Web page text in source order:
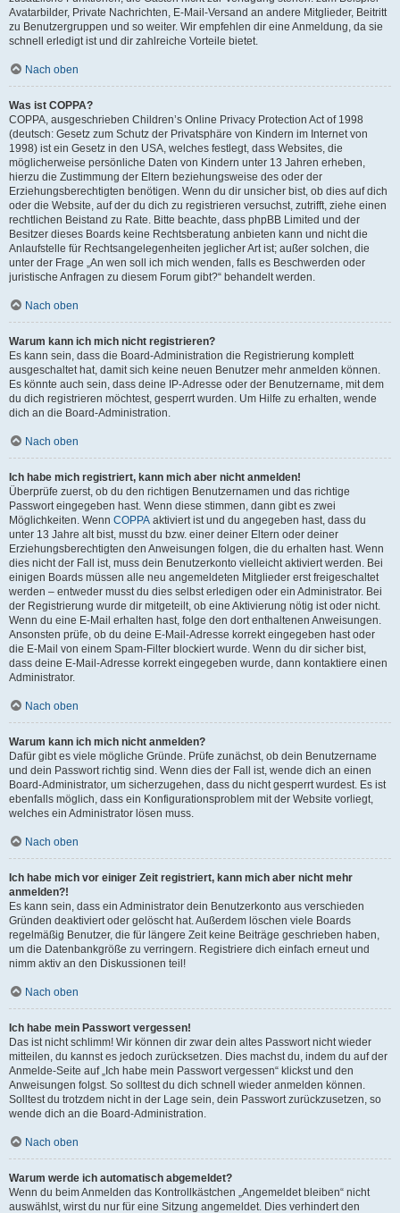
Avatarbilder, Private Nachrichten, E-Mail-Versand an andere Mitglieder, Beitritt
zu Benutzergruppen und so weiter. Wir empfehlen dir eine Anmeldung, da sie
schnell erledigt ist und dir zahlreiche Vorteile bietet.
Nach oben
Was ist COPPA?
COPPA, ausgeschrieben Children’s Online Privacy Protection Act of 1998
(deutsch: Gesetz zum Schutz der Privatsphäre von Kindern im Internet von
1998) ist ein Gesetz in den USA, welches festlegt, dass Websites, die
möglicherweise persönliche Daten von Kindern unter 13 Jahren erheben,
hierzu die Zustimmung der Eltern beziehungsweise des oder der
Erziehungsberechtigten benötigen. Wenn du dir unsicher bist, ob dies auf dich
oder die Website, auf der du dich zu registrieren versuchst, zutrifft, ziehe einen
rechtlichen Beistand zu Rate. Bitte beachte, dass phpBB Limited und der
Besitzer dieses Boards keine Rechtsberatung anbieten kann und nicht die
Anlaufstelle für Rechtsangelegenheiten jeglicher Art ist; außer solchen, die
unter der Frage „An wen soll ich mich wenden, falls es Beschwerden oder
juristische Anfragen zu diesem Forum gibt?“ behandelt werden.
Nach oben
Warum kann ich mich nicht registrieren?
Es kann sein, dass die Board-Administration die Registrierung komplett
ausgeschaltet hat, damit sich keine neuen Benutzer mehr anmelden können.
Es könnte auch sein, dass deine IP-Adresse oder der Benutzername, mit dem
du dich registrieren möchtest, gesperrt wurden. Um Hilfe zu erhalten, wende
dich an die Board-Administration.
Nach oben
Ich habe mich registriert, kann mich aber nicht anmelden!
Überprüfe zuerst, ob du den richtigen Benutzernamen und das richtige
Passwort eingegeben hast. Wenn diese stimmen, dann gibt es zwei
Möglichkeiten. Wenn COPPA aktiviert ist und du angegeben hast, dass du
unter 13 Jahre alt bist, musst du bzw. einer deiner Eltern oder deiner
Erziehungsberechtigten den Anweisungen folgen, die du erhalten hast. Wenn
dies nicht der Fall ist, muss dein Benutzerkonto vielleicht aktiviert werden. Bei
einigen Boards müssen alle neu angemeldeten Mitglieder erst freigeschaltet
werden – entweder musst du dies selbst erledigen oder ein Administrator. Bei
der Registrierung wurde dir mitgeteilt, ob eine Aktivierung nötig ist oder nicht.
Wenn du eine E-Mail erhalten hast, folge den dort enthaltenen Anweisungen.
Ansonsten prüfe, ob du deine E-Mail-Adresse korrekt eingegeben hast oder
die E-Mail von einem Spam-Filter blockiert wurde. Wenn du dir sicher bist,
dass deine E-Mail-Adresse korrekt eingegeben wurde, dann kontaktiere einen
Administrator.
Nach oben
Warum kann ich mich nicht anmelden?
Dafür gibt es viele mögliche Gründe. Prüfe zunächst, ob dein Benutzername
und dein Passwort richtig sind. Wenn dies der Fall ist, wende dich an einen
Board-Administrator, um sicherzugehen, dass du nicht gesperrt wurdest. Es ist
ebenfalls möglich, dass ein Konfigurationsproblem mit der Website vorliegt,
welches ein Administrator lösen muss.
Nach oben
Ich habe mich vor einiger Zeit registriert, kann mich aber nicht mehr
anmelden?!
Es kann sein, dass ein Administrator dein Benutzerkonto aus verschieden
Gründen deaktiviert oder gelöscht hat. Außerdem löschen viele Boards
regelmäßig Benutzer, die für längere Zeit keine Beiträge geschrieben haben,
um die Datenbankgröße zu verringern. Registriere dich einfach erneut und
nimm aktiv an den Diskussionen teil!
Nach oben
Ich habe mein Passwort vergessen!
Das ist nicht schlimm! Wir können dir zwar dein altes Passwort nicht wieder
mitteilen, du kannst es jedoch zurücksetzen. Dies machst du, indem du auf der
Anmelde-Seite auf „Ich habe mein Passwort vergessen“ klickst und den
Anweisungen folgst. So solltest du dich schnell wieder anmelden können.
Solltest du trotzdem nicht in der Lage sein, dein Passwort zurückzusetzen, so
wende dich an die Board-Administration.
Nach oben
Warum werde ich automatisch abgemeldet?
Wenn du beim Anmelden das Kontrollkästchen „Angemeldet bleiben“ nicht
auswählst, wirst du nur für eine Sitzung angemeldet. Dies verhindert den